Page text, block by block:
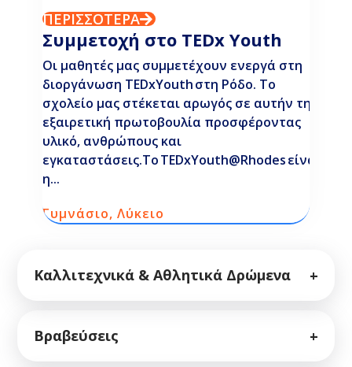
ΠΕΡΙΣΣΟΤΕΡΑ
Συμμετοχή στο TEDx Youth
Οι μαθητές μας συμμετέχουν ενεργά στη
διοργάνωση TEDxYouth στη Ρόδο. Το
σχολείο μας στέκεται αρωγός σε αυτήν την
εξαιρετική πρωτοβουλία προσφέροντας
υλικό, ανθρώπους και
εγκαταστάσεις.Το TEDxYouth@Rhodes είναι
η...
Γυμνάσιο,Λύκειο
Καλλιτεχνικά & Αθλητικά Δρώμενα +
Βραβεύσεις +